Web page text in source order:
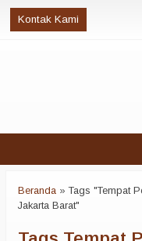
Kontak Kami
Beranda »Tags "Tempat
Jakarta Barat"